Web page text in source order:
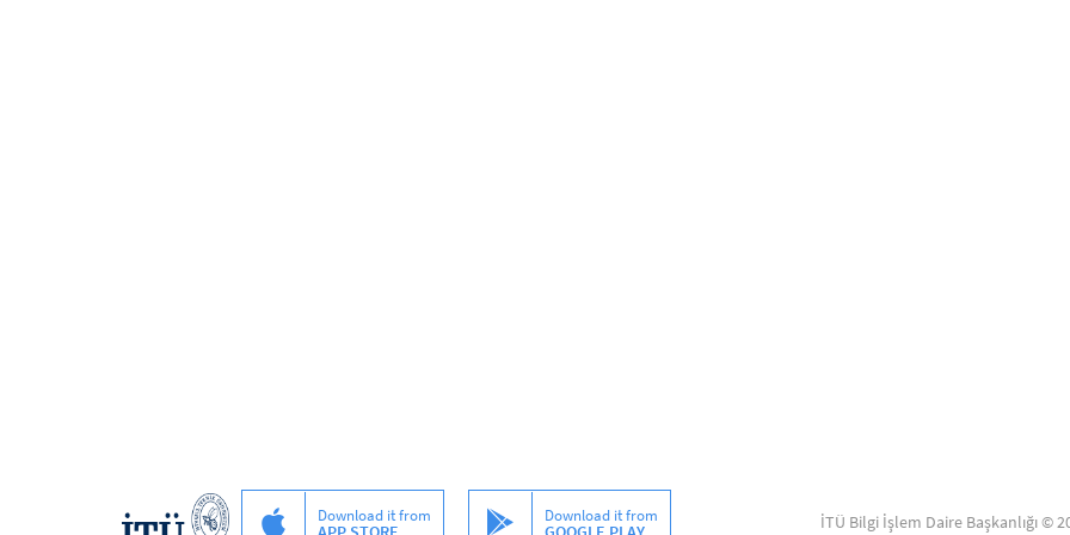
Download it from Download it from İTÜ Bilgi İşlem Daire Başkanlığı ©